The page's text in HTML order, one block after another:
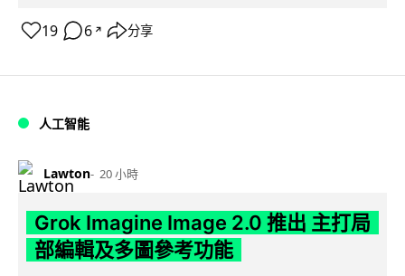
19 6 ↗ 分享
人工智能
Lawton 20 小時
Grok Imagine Image 2.0 推出 主打局
部編輯及多圖參考功能